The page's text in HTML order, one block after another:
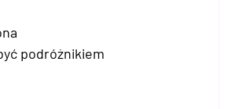
podróżnikiem